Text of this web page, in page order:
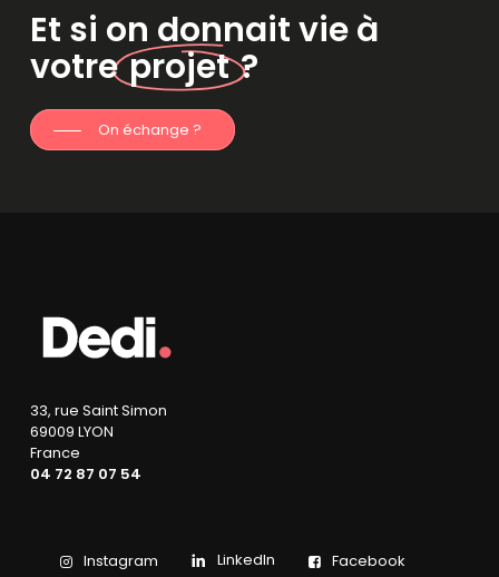
Et si on donnait vie à
votreprojet?
On échange ?
33, rue Saint Simon
69009 LYON
France
04 72 87 07 54
Instagram LinkedIn
Facebook